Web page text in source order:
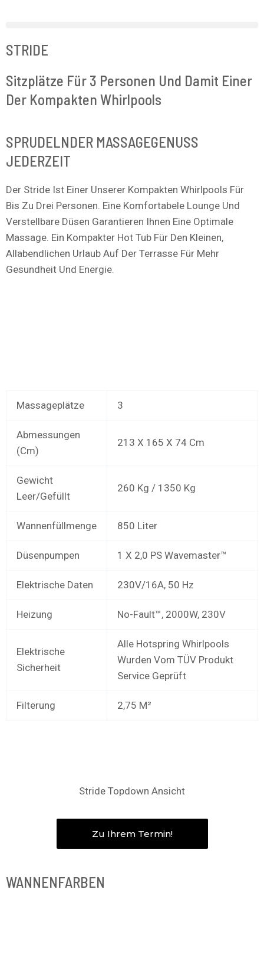
STRIDE
Sitzplätze Für 3 Personen Und Damit Einer
Der Kompakten Whirlpools
SPRUDELNDER MASSAGEGENUSS
JEDERZEIT
Der Stride Ist Einer Unserer Kompakten Whirlpools Für
Bis Zu Drei Personen. Eine Komfortabele Lounge Und
Verstellbare Düsen Garantieren Ihnen Eine Optimale
Massage. Ein Kompakter Hot Tub Für Den Kleinen,
Allabendlichen Urlaub Auf Der Terrasse Für Mehr
Gesundheit Und Energie.
Massageplätze 3
Abmessungen
(cm)
213 X 165 X 74 Cm
Gewicht
Leer/gefüllt
260 Kg / 1350 Kg
Wannenfüllmenge 850 Liter
Düsenpumpen 1 X 2,0 PS Wavemaster™
Elektrische Daten 230V/16A, 50 Hz
Heizung No-Fault™, 2000W, 230V
Elektrische
Sicherheit
Alle Hotspring Whirlpools
Wurden Vom TÜV Produkt
Service Geprüft
Filterung 2,75 M²
Stride Topdown Ansicht
Zu Ihrem Termin!
WANNENFARBEN